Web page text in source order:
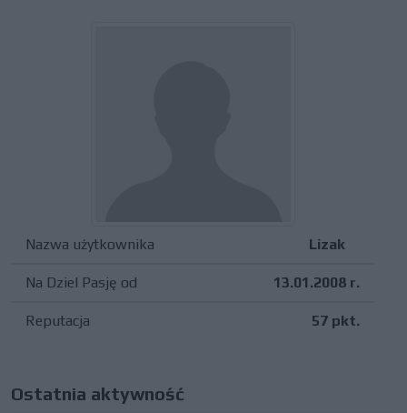
Nazwa użytkownika Lizak
Na Dziel Pasję od 13.01.2008 r.
Reputacja 57 pkt.
Ostatnia aktywność